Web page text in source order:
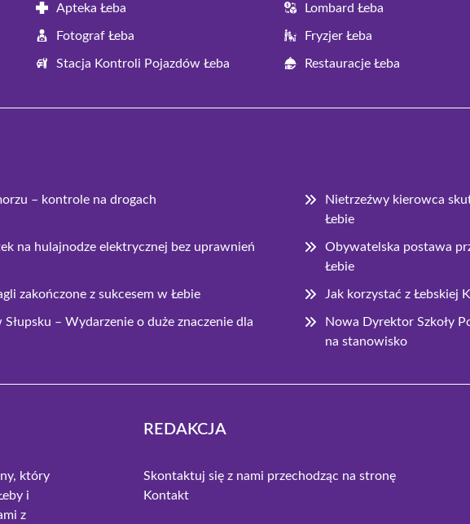
Apteka Łeba Lombard Łeba
Fotograf Łeba Fryzjer Łeba
Stacja Kontroli Pojazdów Łeba Restauracje Łeba
– kontrole na drogach
Nietrzeźwy kierowca
Łebie
na hulajnodze elektrycznej bez uprawnień
Obywatelska postawa
Łebie
zakończone z sukcesem w Łebie Jak korzystać z Łebskiej
– Wydarzenie o duże znaczenie dla
Nowa Dyrektor Szkoły
na stanowisko
który
i
z
REDAKCJA
Skontaktuj się z nami przechodząc na stronę
Kontakt